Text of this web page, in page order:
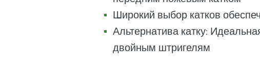
Широкий выбор катков
Альтернатива катку:
двойным штригелям